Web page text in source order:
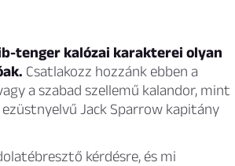
tenger kalózai karakterei olyan
Csatlakozz hozzánk ebben a
a szabad szellemű kalandor, mint
Jack Sparrow kapitány
kérdésre, és mi